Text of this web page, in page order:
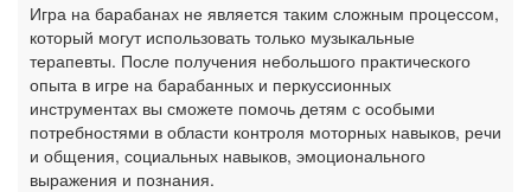
Игра на барабанах не является таким сложным процессом,
который могут использовать только музыкальные
терапевты. После получения небольшого практического
опыта в игре на барабанных и перкуссионных
инструментах вы сможете помочь детям с особыми
потребностями в области контроля моторных навыков, речи
и общения, социальных навыков, эмоционального
выражения и познания.